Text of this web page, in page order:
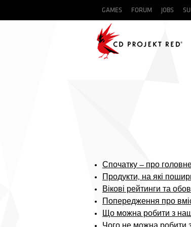
GAMES FORUM JOBS
Спочатку – про
Продукти, на які
Вікові рейтинги та
Попередження про
Що можна робити з